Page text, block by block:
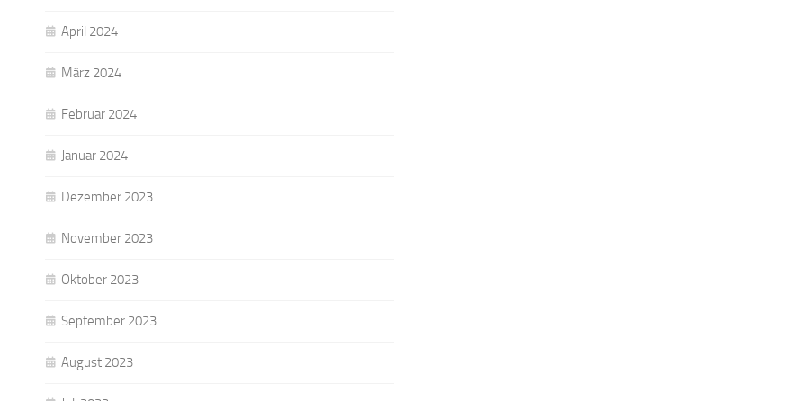
April 2024
März 2024
Februar 2024
Januar 2024
Dezember 2023
November 2023
Oktober 2023
September 2023
August 2023